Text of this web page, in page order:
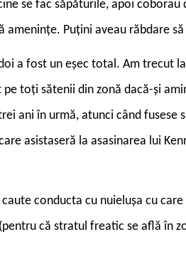
se fac săpăturile, apoi coborau
amenințe. Puțini aveau răbdare
a fost un eșec total. Am trecut
toți sătenii din zonă dacă-și
ani în urmă, atunci când fusese
asistaseră la asasinarea lui
conducta cu nuielușa cu
că stratul freatic se află în